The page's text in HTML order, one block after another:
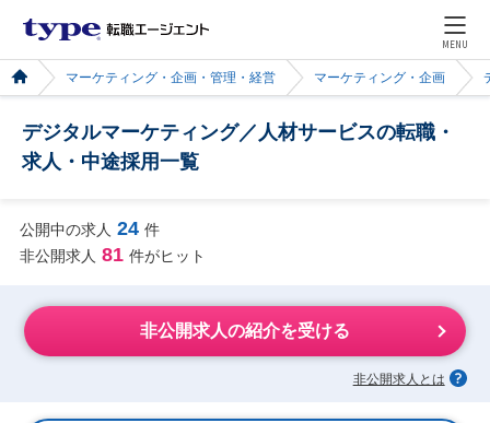
MENU
マーケティング・企画・管理・経営 マーケティング・企画
デジタルマーケティング／人材サービスの転職・
求人・中途採用一覧
公開中の求人 24 件
非公開求人 81 件がヒット
非公開求人の紹介を受ける
非公開求人とは